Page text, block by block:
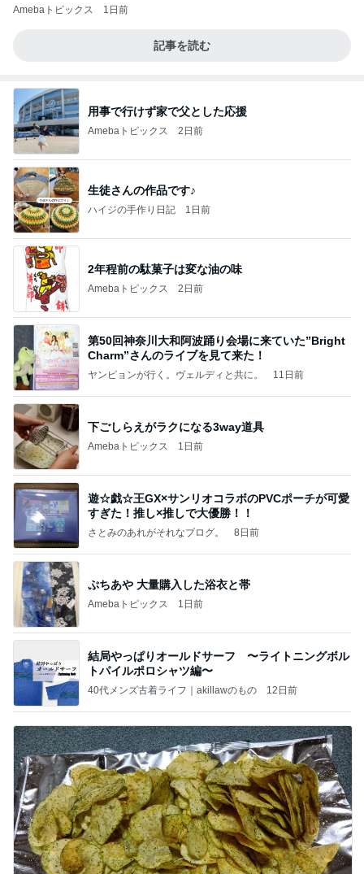
Amebaトピックス 1日前
記事を読む
用事で行けず家で父とした応援
Amebaトピックス 2日前
生徒さんの作品です♪
ハイジの手作り日記 1日前
2年程前の駄菓子は変な油の味
Amebaトピックス 2日前
第50回神奈川大和阿波踊り会場に来ていた”Bright
Charm”さんのライブを見て来た！
ヤンピョンが行く。ヴェルディと共に。 11日前
下ごしらえがラクになる3way道具
Amebaトピックス 1日前
遊☆戯☆王GX×サンリオコラボのPVCポーチが可愛
すぎた！推し×推しで大優勝！！
さとみのあれがそれなブログ。 8日前
ぷちあや 大量購入した浴衣と帯
Amebaトピックス 1日前
結局やっぱりオールドサーフ 〜ライトニングボル
トパイルポロシャツ編〜
40代メンズ古着ライフ｜akillawのもの 12日前